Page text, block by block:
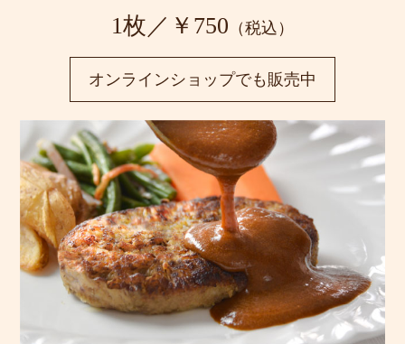
1枚／￥750 （税込）
オンラインショップでも販売中